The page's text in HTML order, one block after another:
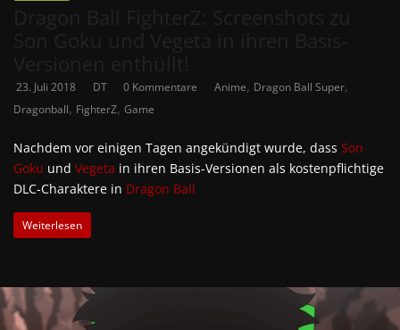
23. Juli 2018 DT 0 Kommentare Anime, Dragon Ball Super,
Dragonball, FighterZ, Game
Nachdem vor einigen Tagen angekündigt wurde, dass Son
Goku und Vegeta in ihren Basis-Versionen als kostenpflichtige
DLC-Charaktere in Dragon Ball
Weiterlesen